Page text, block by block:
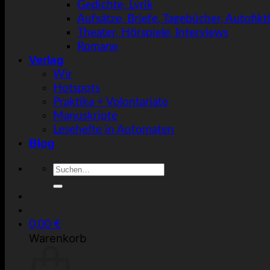
Gedichte, Lyrik
Aufsätze, Briefe, Tagebücher,
Theater, Hörspiele, Interviews
Romane
Verlag
Wir
Hotspots
Praktika + Volontariate
Manuskripte
Lesehefte in Automaten
Blog
Suche
nach:
0,00 €
Warenkorb